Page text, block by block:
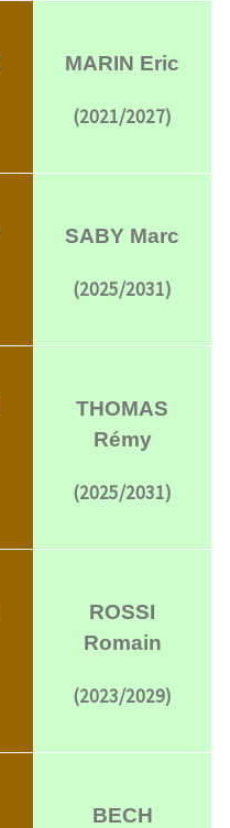
MARIN Eric
(2021/2027)
SABY Marc
(2025/2031)
THOMAS
Rémy
(2025/2031)
ROSSI
Romain
(2023/2029)
BECH